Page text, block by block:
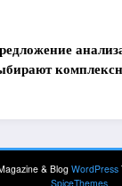
& Blog WordPress
SpiceThemes